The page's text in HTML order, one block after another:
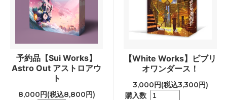
予約品【Sui Works】
Astro Out アストロアウ
ト
8,000円(税込8,800円)
【White Works】ビブリ
オワンダース！
3,000円(税込3,300円)
購入数